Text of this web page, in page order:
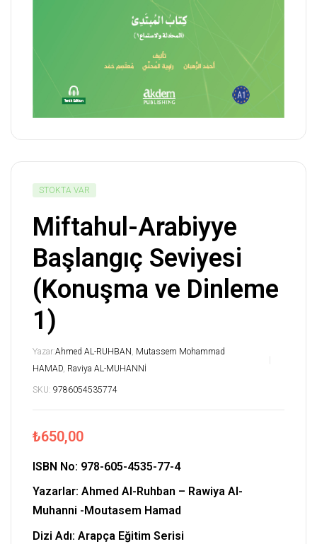
STOKTA VAR
Miftahul-Arabiyye
Başlangıç Seviyesi
(Konuşma ve Dinleme
1)
Yazar:Ahmed AL-RUHBAN Mutassem Mohammad
HAMAD Raviya AL-MUHANNİ
SKU: 9786054535774
₺650,00
ISBN No: 978-605-4535-77-4
Yazarlar: Ahmed Al-Ruhban – Rawiya Al-
Muhanni -Moutasem Hamad
Dizi Adı: Arapça Eğitim Serisi